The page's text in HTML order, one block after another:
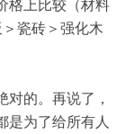
格上比较（材料
瓷砖＞强化木
对的。再说了，
是为了给所有人